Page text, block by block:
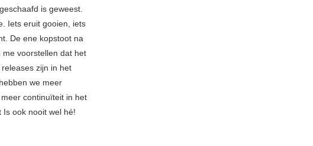
is geweest.
Iets eruit gooien, iets
De ene kopstoot na
voorstellen dat het
zijn in het
hebben we meer
continuïteit in het
Is ook nooit wel hé!